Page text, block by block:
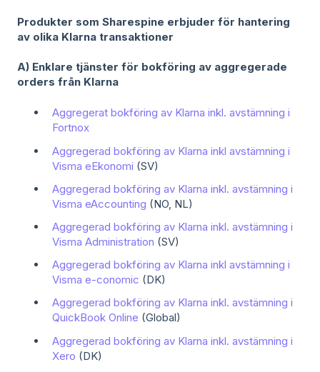
Produkter som Sharespine erbjuder för hantering
av olika Klarna transaktioner
A) Enklare tjänster för bokföring av aggregerade
orders från Klarna
Aggregerat bokföring av Klarna inkl. avstämning i
Fortnox
Aggregerad bokföring av Klarna inkl avstämning i
Visma eEkonomi (SV)
Aggregerad bokföring av Klarna inkl. avstämning i
Visma eAccounting (NO, NL)
Aggregerad bokföring av Klarna inkl. avstämning i
Visma Administration (SV)
Aggregerad bokföring av Klarna inkl avstämning i
Visma e-conomic (DK)
Aggregerad bokföring av Klarna inkl. avstämning i
QuickBook Online (Global)
Aggregerad bokföring av Klarna inkl. avstämning i
Xero (DK)